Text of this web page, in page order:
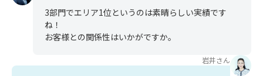
3部門でエリア1位というのは素晴らしい実績です
ね！
お客様との関係性はいかがですか。
岩井さん